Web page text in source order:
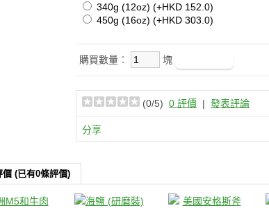
340g (12oz) (+HKD 152.0)
450g (16oz) (+HKD 303.0)
購買數量︰ 塊
(0/5) 0 評價 | 發表評論
分享
價 (已有0條評價)